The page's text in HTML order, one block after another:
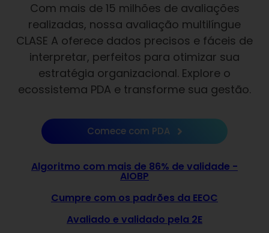
Com mais de 15 milhões de avaliações
realizadas, nossa avaliação multilíngue
CLASE A oferece dados precisos e fáceis de
interpretar, perfeitos para otimizar sua
estratégia organizacional. Explore o
ecossistema PDA e transforme sua gestão.
Comece com PDA
Algoritmo com mais de 86% de validade -
AIOBP
Cumpre com os padrões da EEOC
Avaliado e validado pela 2E